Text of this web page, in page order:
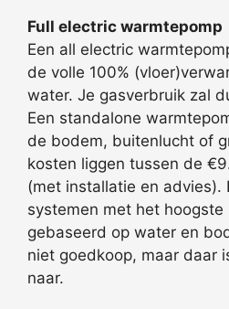
Full electric warmtepomp
Een all electric
de volle 100%
water. Je gasverbruik zal
Een standalone
de bodem, buitenlucht of
kosten liggen tussen de
(met installatie en advies).
systemen met het hoogste
gebaseerd op water en
niet goedkoop, maar daar
naar.